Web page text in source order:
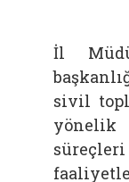
İl
sivil
yönelik